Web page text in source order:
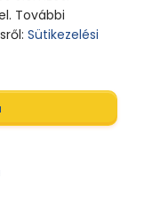
További
Sütikezelési